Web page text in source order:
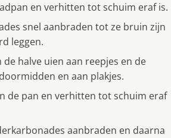
en verhitten tot schuim eraf is.
snel aanbraden tot ze bruin zijn
leggen.
halve uien aan reepjes en de
en aan plakjes.
de pan en verhitten tot schuim eraf
aanbraden en daarna